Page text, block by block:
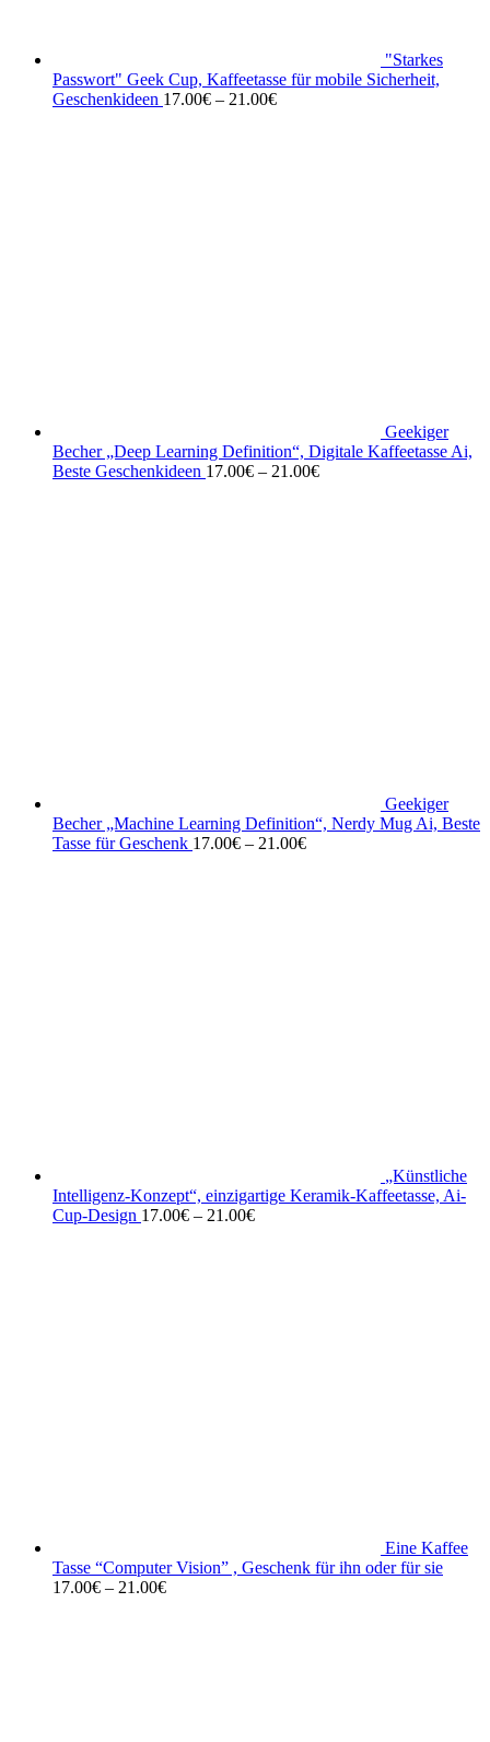
"Starkes
Passwort" Geek Cup, Kaffeetasse für mobile Sicherheit,
Geschenkideen 17.00€ – 21.00€
Geekiger
Becher „Deep Learning Definition“, Digitale Kaffeetasse Ai,
Beste Geschenkideen 17.00€ – 21.00€
Geekiger
Becher „Machine Learning Definition“, Nerdy Mug Ai, Beste
Tasse für Geschenk 17.00€ – 21.00€
„Künstliche
Intelligenz-Konzept“, einzigartige Keramik-Kaffeetasse, Ai-
Cup-Design 17.00€ – 21.00€
Eine Kaffee
Tasse “Computer Vision” , Geschenk für ihn oder für sie
17.00€ – 21.00€